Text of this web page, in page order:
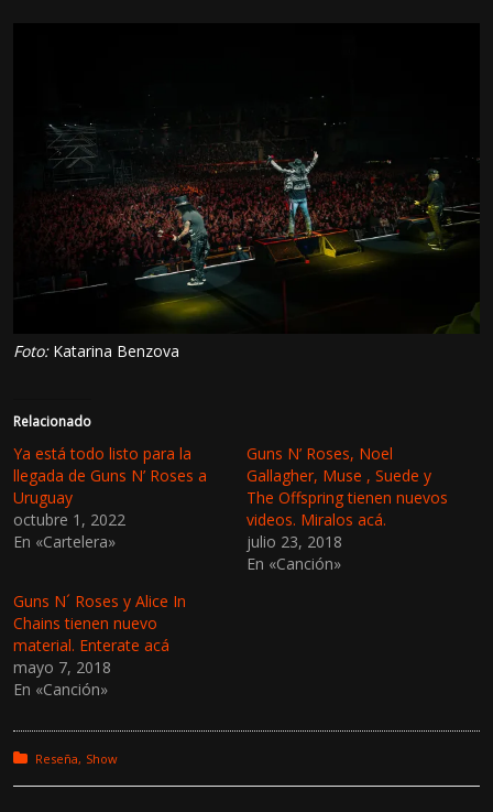
Foto:Katarina Benzova
Relacionado
Ya está todo listo para la
llegada de Guns N’ Roses a
Uruguay
octubre 1, 2022
En «Cartelera»
Guns N’ Roses, Noel
Gallagher, Muse , Suede y
The Offspring tienen nuevos
videos. Miralos acá.
julio 23, 2018
En «Canción»
Guns N´ Roses y Alice In
Chains tienen nuevo
material. Enterate acá
mayo 7, 2018
En «Canción»
Posted in:
Reseña Show